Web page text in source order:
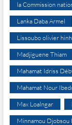
la Commission
Lanka Daba Armel
Lissoubo olivier
Madjiguene Thiam
Mahamat Idriss
Mahamat Nour
Max Loalngar
Minnamou Djobsou